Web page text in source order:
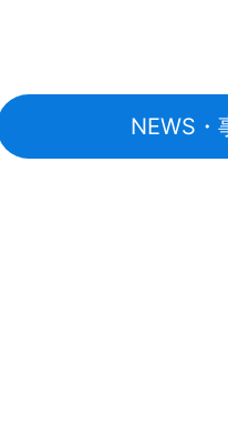
NEWS・